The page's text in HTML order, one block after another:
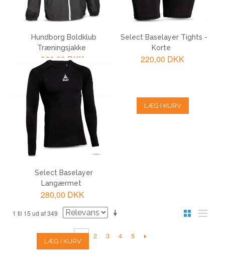
Hundborg Boldklub
Træningsjakke
360,00 DKK
LÆG I KURV
Select Baselayer Tights -
Korte
220,00 DKK
LÆG I KURV
Select Baselayer
Langærmet
280,00 DKK
LÆG I KURV
1 til 15 ud af 349
1 2 3 4 5